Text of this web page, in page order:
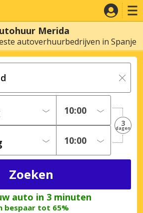
Merida
autoverhuurbedrijven in Spanje
3
dagen
auto in 3 minuten
bespaar tot 65%